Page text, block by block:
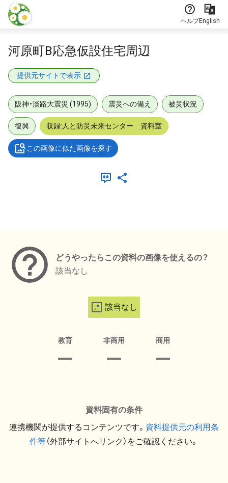
本文に飛ぶ
ヘルプEnglish
河原町B応急仮設住宅周辺
提供元サイトで表示
阪神・淡路大震災 (1995) 震災への備え 被災状況
復興 収録:人と防災未来センター 資料室
この画像に似た画像を探す
どうやったらこの資料の画像を使えるの？
該当なし
該当なし
教育 非商用 商用
資料固有の条件
連携機関が提供するコンテンツです。 資料提供元の利用条
件等（外部サイトへリンク）をご確認ください。